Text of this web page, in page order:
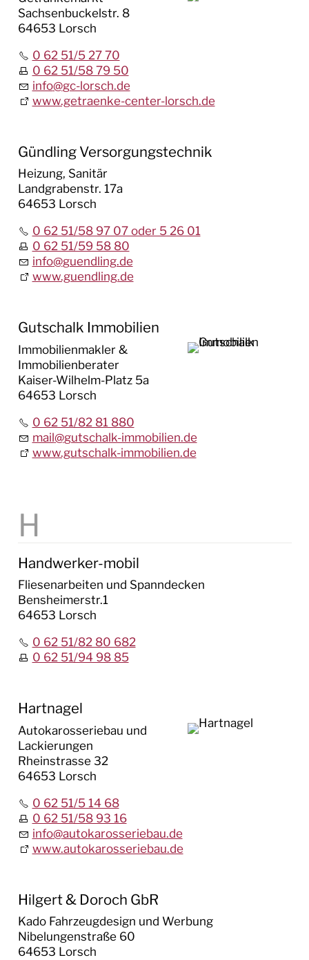
Sachsenbuckelstr. 8
64653 Lorsch
0 62 51/5 27 70
0 62 51/58 79 50
info@gc-lorsch.de
www.getraenke-center-lorsch.de
Gündling Versorgungstechnik
Heizung, Sanitär
Landgrabenstr. 17a
64653 Lorsch
0 62 51/58 97 07 oder 5 26 01
0 62 51/59 58 80
info@guendling.de
www.guendling.de
Gutschalk Immobilien
Immobilienmakler &
Immobilienberater
Kaiser-Wilhelm-Platz 5a
64653 Lorsch
0 62 51/82 81 880
mail@gutschalk-immobilien.de
www.gutschalk-immobilien.de
Handwerker-mobil
Fliesenarbeiten und Spanndecken
Bensheimerstr.1
64653 Lorsch
0 62 51/82 80 682
0 62 51/94 98 85
Hartnagel
Autokarosseriebau und
Lackierungen
Rheinstrasse 32
64653 Lorsch
0 62 51/5 14 68
0 62 51/58 93 16
info@autokarosseriebau.de
www.autokarosseriebau.de
Hilgert & Doroch GbR
Kado Fahrzeugdesign und Werbung
Nibelungenstraße 60
64653 Lorsch